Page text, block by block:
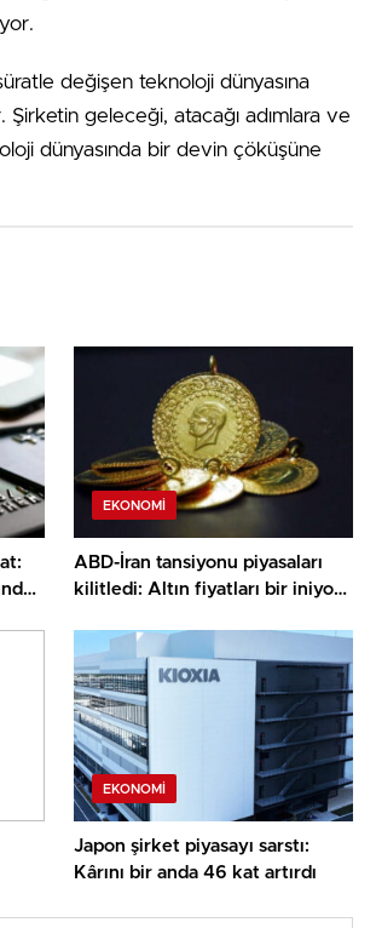
değişen teknoloji dünyasına
geleceği, atacağı adımlara ve
dünyasında bir devin çöküşüne
EKONOMI
ABD-İran tansiyonu piyasaları
kilitledi: Altın fiyatları bir iniyor
EKONOMI
Japon şirket piyasayı sarstı:
Kârını bir anda 46 kat artırdı